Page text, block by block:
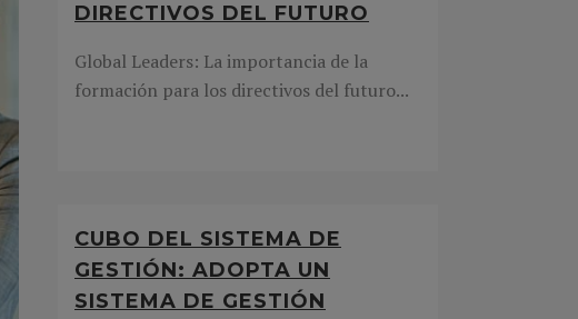
DIRECTIVOS DEL FUTURO
Global Leaders: La importancia de la
formación para los directivos del futuro...
CUBO DEL SISTEMA DE
GESTIÓN: ADOPTA UN
SISTEMA DE GESTIÓN